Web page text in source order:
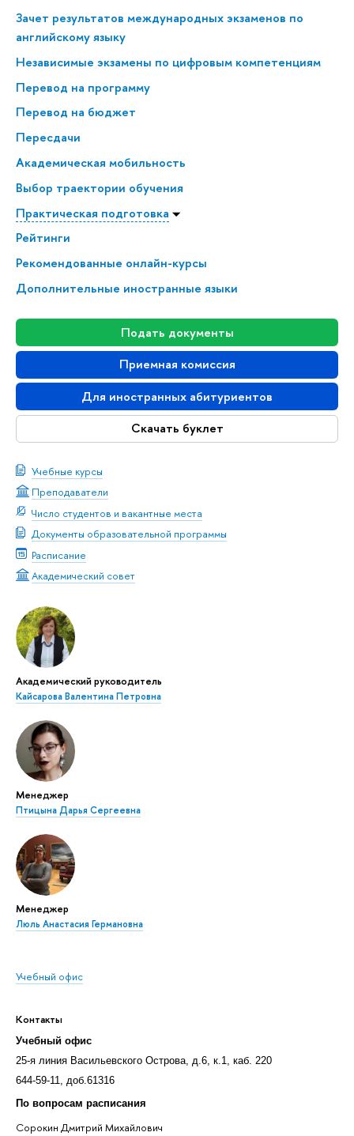
Зачет результатов международных экзаменов по
английскому языку
Независимые экзамены по цифровым компетенциям
Перевод на программу
Перевод на бюджет
Пересдачи
Академическая мобильность
Выбор траектории обучения
Практическая подготовка
Рейтинги
Рекомендованные онлайн-курсы
Дополнительные иностранные языки
Подать документы
Приемная комиссия
Для иностранных абитуриентов
Скачать буклет
Учебные курсы
Преподаватели
Число студентов и вакантные места
Документы образовательной программы
Расписание
Академический совет
Академический руководитель
Кайсарова Валентина Петровна
Менеджер
Птицына Дарья Сергеевна
Менеджер
Люль Анастасия Германовна
Учебный офис
Контакты
Учебный офис
25-я линия Васильевского Острова, д.6, к.1, каб. 220
644-59-11, доб.61316
По вопросам расписания
Сорокин Дмитрий Михайлович